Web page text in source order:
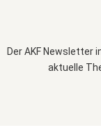
Der AKF Newsletter
aktuelle